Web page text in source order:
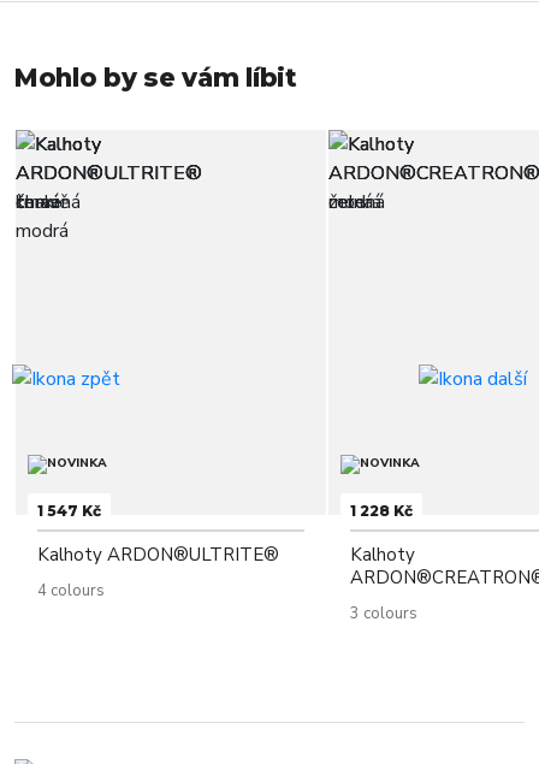
Mohlo by se vám líbit
1 547 Kč
Kalhoty ARDON®ULTRITE®
4 colours
1 228 Kč
Kalhoty
3 colours